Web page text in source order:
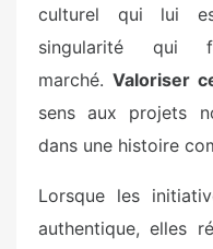
culturel qui lui
singularité
marché. Valoriser
sens aux projets
dans une histoire
Lorsque les
authentique, elles